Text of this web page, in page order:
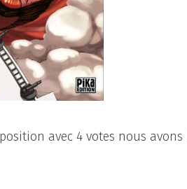
avec 4 votes nous